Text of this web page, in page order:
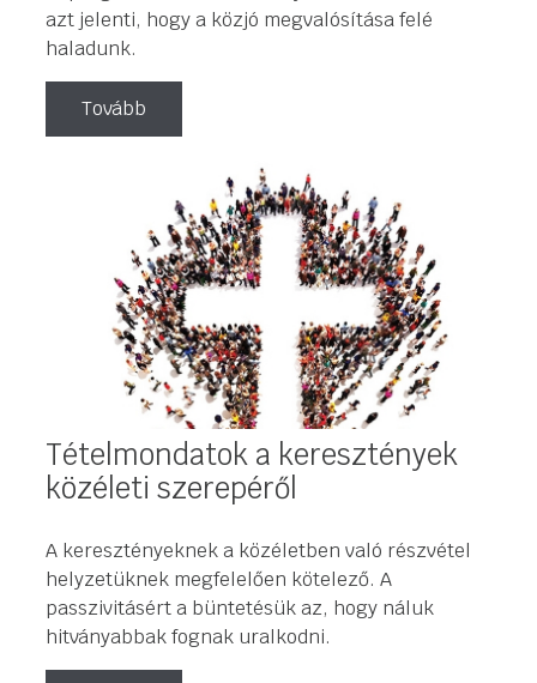
azt jelenti, hogy a közjó megvalósítása felé
haladunk.
Tovább
Tételmondatok a keresztények
közéleti szerepéről
A keresztényeknek a közéletben való részvétel
helyzetüknek megfelelően kötelező. A
passzivitásért a büntetésük az, hogy náluk
hitványabbak fognak uralkodni.